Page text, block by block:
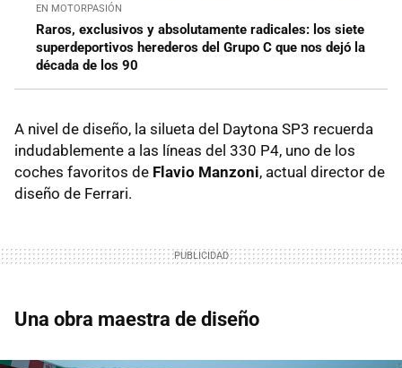
EN MOTORPASIÓN
Raros, exclusivos y absolutamente radicales: los siete
superdeportivos herederos del Grupo C que nos dejó la
década de los 90
A nivel de diseño, la silueta del Daytona SP3 recuerda
indudablemente a las líneas del 330 P4, uno de los
coches favoritos de Flavio Manzoni, actual director de
diseño de Ferrari.
Una obra maestra de diseño